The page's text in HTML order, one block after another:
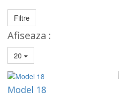
Filtre
Afiseaza :
20
Model 18